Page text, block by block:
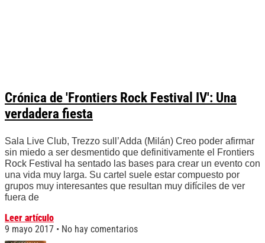
Crónica de 'Frontiers Rock Festival IV': Una
verdadera fiesta
Sala Live Club, Trezzo sull’Adda (Milán) Creo poder afirmar
sin miedo a ser desmentido que definitivamente el Frontiers
Rock Festival ha sentado las bases para crear un evento con
una vida muy larga. Su cartel suele estar compuesto por
grupos muy interesantes que resultan muy difíciles de ver
fuera de
Leer artículo
9 mayo 2017
No hay comentarios